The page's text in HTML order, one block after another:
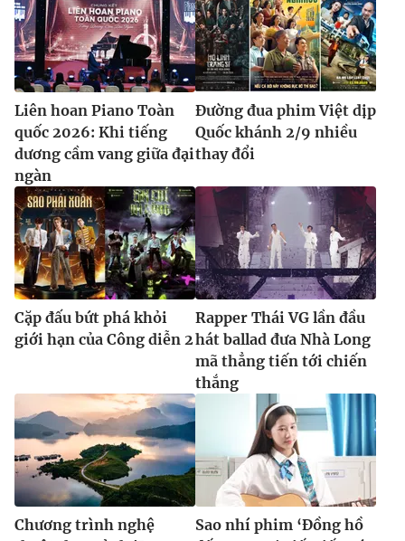
Liên hoan Piano Toàn
quốc 2026: Khi tiếng
dương cầm vang giữa đại
ngàn
Đường đua phim Việt dịp
Quốc khánh 2/9 nhiều
thay đổi
Cặp đấu bứt phá khỏi
giới hạn của Công diễn 2
Rapper Thái VG lần đầu
hát ballad đưa Nhà Long
mã thẳng tiến tới chiến
thắng
Chương trình nghệ
Sao nhí phim ‘Đồng hồ